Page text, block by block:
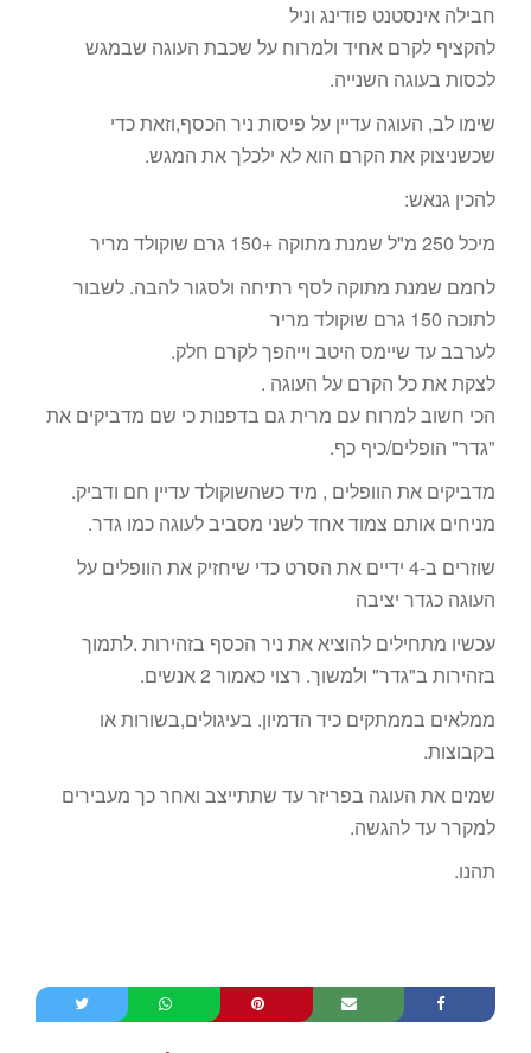
חבילה אינסטנט פודינג וניל
להקציף לקרם אחיד ולמרוח על שכבת העוגה שבמגש
לכסות בעוגה השנייה.
שימו לב, העוגה עדיין על פיסות ניר הכסף,וזאת כדי
שכשניצוק את הקרם הוא לא ילכלך את המגש.
להכין גנאש:
מיכל 250 מ"ל שמנת מתוקה +150 גרם שוקולד מריר
לחמם שמנת מתוקה לסף רתיחה ולסגור להבה. לשבור
לתוכה 150 גרם שוקולד מריר
לערבב עד שיימס היטב וייהפך לקרם חלק.
לצקת את כל הקרם על העוגה .
הכי חשוב למרוח עם מרית גם בדפנות כי שם מדביקים את
"גדר" הופלים/כיף כף.
מדביקים את הוופלים , מיד כשהשוקולד עדיין חם ודביק.
מניחים אותם צמוד אחד לשני מסביב לעוגה כמו גדר.
שוזרים ב-4 ידיים את הסרט כדי שיחזיק את הוופלים על
העוגה כגדר יציבה
עכשיו מתחילים להוציא את ניר הכסף בזהירות .לתמוך
בזהירות ב"גדר" ולמשוך. רצוי כאמור 2 אנשים.
ממלאים בממתקים כיד הדמיון. בעיגולים,בשורות או
בקבוצות.
שמים את העוגה בפריזר עד שתתייצב ואחר כך מעבירים
למקרר עד להגשה.
תהנו.